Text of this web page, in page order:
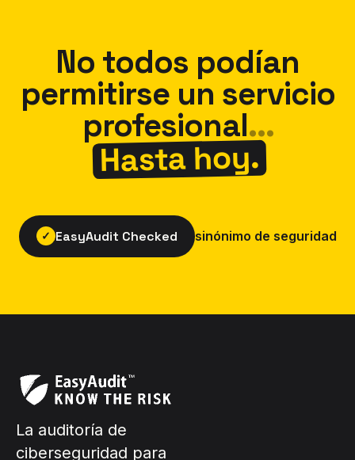
No todos podían
permitirse un servicio
profesional...
Hasta hoy.
✓ EasyAudit Checked sinónimo de seguridad
La auditoría de
ciberseguridad para